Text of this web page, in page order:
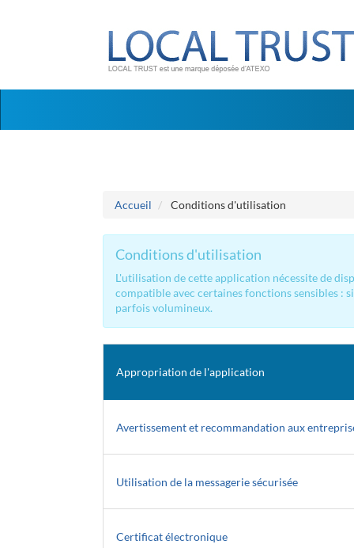
Accueil Conditions d'utilisation
Conditions d'utilisation
L'utilisation de cette application nécessite de
compatible avec certaines fonctions sensibles :
parfois volumineux.
Appropriation de l'application
Avertissement et recommandation aux
Utilisation de la messagerie sécurisée
Certificat électronique